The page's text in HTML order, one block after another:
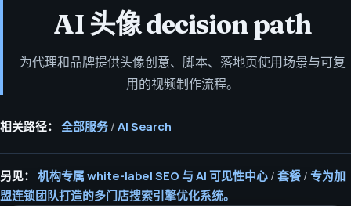
AI 头像 decision path
为代理和品牌提供头像创意、脚本、落地页使用场景与可复
用的视频制作流程。
相关路径： 全部服务 / AI Search
另见： 机构专属 white-label SEO 与 AI 可见性中心 / 套餐 / 专为加
盟连锁团队打造的多门店搜索引擎优化系统。